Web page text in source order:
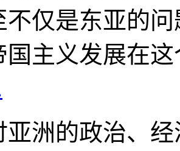
不仅是东亚的
国主义发展在
亚洲的政治、